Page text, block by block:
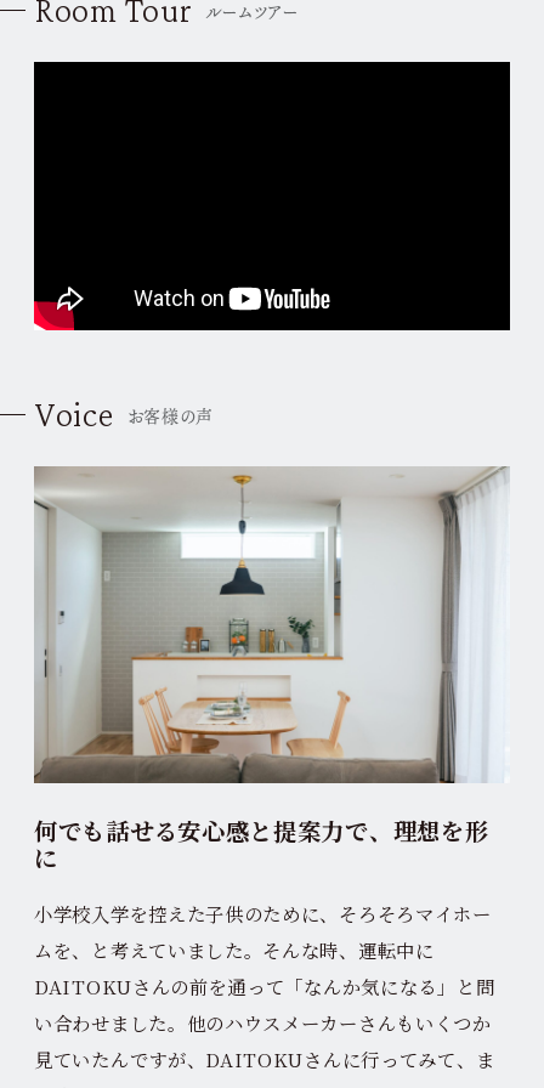
Room Tour ルームツアー
Voice お客様の声
何でも話せる安心感と提案力で、理想を形
に
小学校入学を控えた子供のために、そろそろマイホー
ムを、と考えていました。そんな時、運転中に
DAITOKUさんの前を通って「なんか気になる」と問
い合わせました。他のハウスメーカーさんもいくつか
見ていたんですが、DAITOKUさんに行ってみて、ま